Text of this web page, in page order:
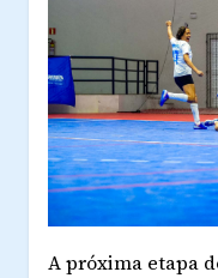
A próxima etapa